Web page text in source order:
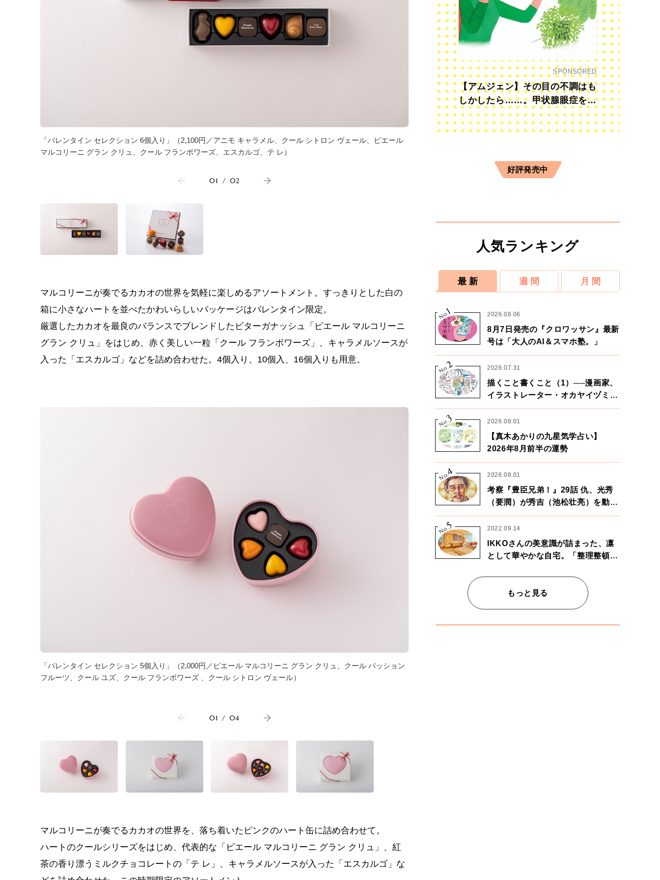
「バレンタイン セレクション 6個入り」（2,100円／アニモ キャラメル、クール シトロン ヴェール、ピエール
マルコリーニ グラン クリュ、クール フランボワーズ、エスカルゴ、テ レ）
01 / 02
マルコリーニが奏でるカカオの世界を気軽に楽しめるアソートメント。すっきりとした白の
箱に小さなハートを並べたかわいらしいパッケージはバレンタイン限定。
厳選したカカオを最良のバランスでブレンドしたビターガナッシュ「ピエール マルコリーニ
グラン クリュ」をはじめ、赤く美しい一粒「クール フランボワーズ」、キャラメルソースが
入った「エスカルゴ」などを詰め合わせた。4個入り、10個入、16個入りも用意。
「バレンタイン セレクション 5個入り」（2,000円／ピエール マルコリーニ グラン クリュ、クール パッション
フルーツ、クール ユズ、クール フランボワーズ 、クール シトロン ヴェール）
01 / 04
マルコリーニが奏でるカカオの世界を、落ち着いたピンクのハート缶に詰め合わせて。
ハートのクールシリーズをはじめ、代表的な「ピエール マルコリーニ グラン クリュ」、紅
茶の香り漂うミルクチョコレートの「テ レ」、キャラメルソースが入った「エスカルゴ」な
SPONSORED
【アムジェン】その目の不調はも
しかしたら……。甲状腺眼症を知
っていますか？
好評発売中
人気ランキング
最 新 週 間 月 間
No.
1 2026.08.06
8月7日発売の『クロワッサン』最新
号は「大人のAI＆スマホ塾。」
No.2 2026.07.31
描くこと書くこと（1）──漫画家、
イラストレーター・オカヤイヅミさ
ん×漫画家・鶴谷香央理さん
No.
3 2026.08.01
【真木あかりの九星気学占い】
2026年8月前半の運勢
No.
4 2026.08.01
考察『豊臣兄弟！』29話 仇、光秀
（要潤）が秀吉（池松壮亮）を動か
す。天下に向けた兄弟の分岐点。
No.
5 2022.09.14
IKKOさんの美意識が詰まった、凛
として華やかな自宅。「整理整頓は
もっと見る